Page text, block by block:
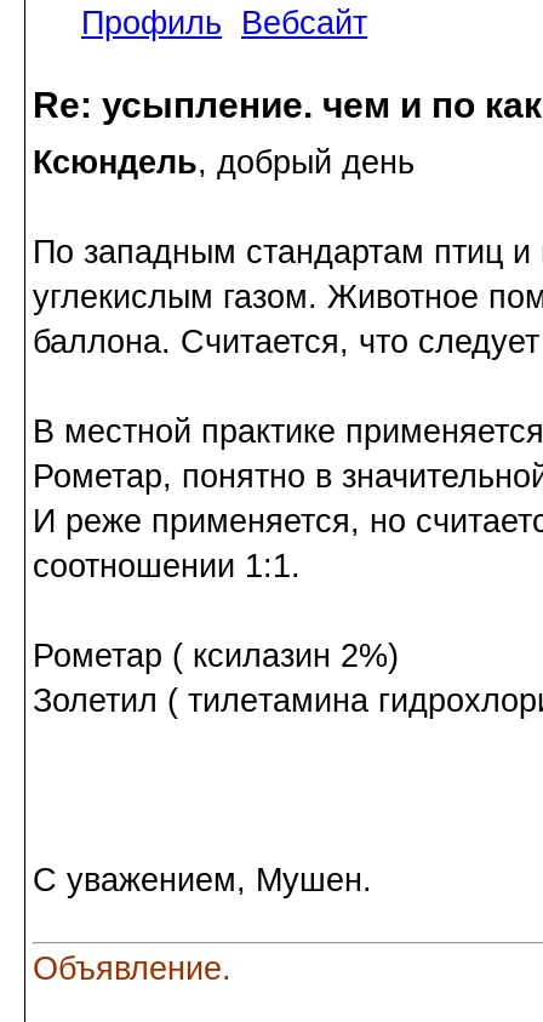
Профиль
Вебсайт
Re: усыпление. чем и по
Ксюндель, добрый день
По западным стандартам птиц
углекислым газом. Животное
баллона. Считается, что
В местной практике
Рометар, понятно в
И реже применяется, но
соотношении 1:1.
Рометар ( ксилазин 2%)
Золетил ( тилeтaминa
С уважением, Мушен.
Объявление.